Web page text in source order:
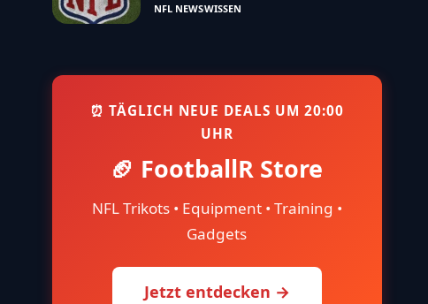
NFL NEWSWISSEN
⏰ TÄGLICH NEUE DEALS UM 20:00
UHR
🏈 FootballR Store
NFL Trikots • Equipment • Training •
Gadgets
Jetzt entdecken →